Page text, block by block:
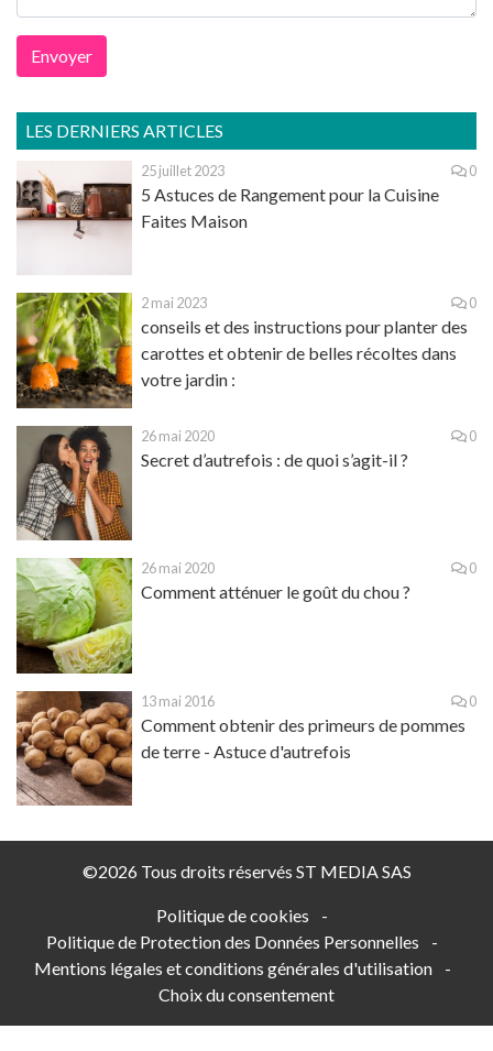
Envoyer
LES DERNIERS ARTICLES
25 juillet 2023 0
5 Astuces de Rangement pour la Cuisine
Faites Maison
2 mai 2023 0
conseils et des instructions pour planter des
carottes et obtenir de belles récoltes dans
votre jardin :
26 mai 2020 0
Secret d’autrefois : de quoi s’agit-il ?
26 mai 2020 0
Comment atténuer le goût du chou ?
13 mai 2016 0
Comment obtenir des primeurs de pommes
de terre - Astuce d'autrefois
©2026 Tous droits réservés ST MEDIA SAS
Politique de cookies
-
Politique de Protection des Données Personnelles
-
Mentions légales et conditions générales d'utilisation
-
Choix du consentement